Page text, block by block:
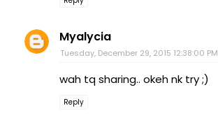
Myalycia
Tuesday, December 29, 2015 12:38:00 PM
wah tq sharing.. okeh nk try ;)
Reply